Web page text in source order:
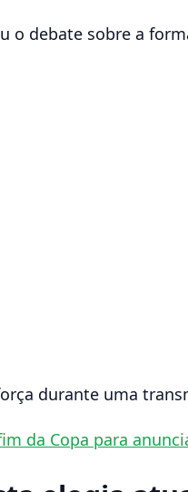
o debate sobre a
durante uma
da Copa para